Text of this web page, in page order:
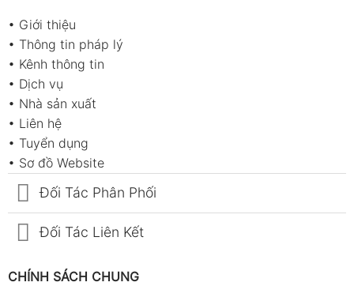
• Giới thiệu
• Thông tin pháp lý
• Kênh thông tin
• Dịch vụ
• Nhà sản xuất
• Liên hệ
• Tuyển dụng
• Sơ đồ Website
Đối Tác Phân Phối
Đối Tác Liên Kết
CHÍNH SÁCH CHUNG